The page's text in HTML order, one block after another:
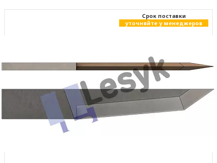
Cрок поставки
уточняйте у менеджеров